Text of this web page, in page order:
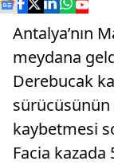
Antalya’nın
meydana
Derebucak
kaybetmesi
Facia kazada